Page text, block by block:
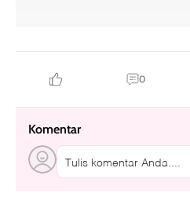
0
Komentar
Tulis komentar Anda....